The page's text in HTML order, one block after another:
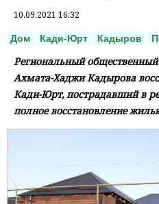
10.09.2021 16:32
Дом Кади-Юрт Кадыров
Региональный
Ахмата-Хаджи Кадырова
Кади-Юрт, пострадавший в
полное восстановление